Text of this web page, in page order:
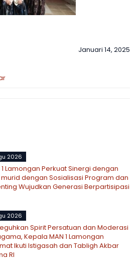
Januari 14, 2025
2026
1 Lamongan Perkuat Sinergi dengan
dengan Sosialisasi Program dan
Wujudkan Generasi Berpartisipasi
2026
Spirit Persatuan dan Moderasi
Kepala MAN 1 Lamongan
Ikuti Istigasah dan Tabligh Akbar
RI